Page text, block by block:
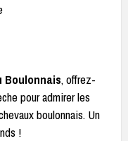
Boulonnais, offrez-
pour admirer les
boulonnais. Un
!